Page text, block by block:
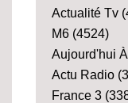
Actualité Tv
M6 (4524)
Aujourd'hui
Actu Radio
France 3